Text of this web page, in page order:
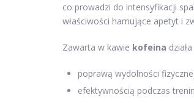
co prowadzi do intensyfikacji
właściwości hamujące apetyt i
Zawarta w kawie kofeina
poprawą wydolności
efektywnością podczas